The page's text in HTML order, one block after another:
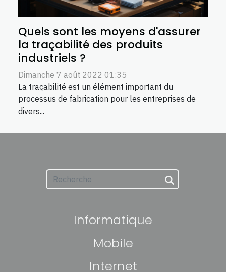
Quels sont les moyens d'assurer
la traçabilité des produits
industriels ?
Dimanche 7 août 2022 01:35
La traçabilité est un élément important du
processus de fabrication pour les entreprises de
divers...
Informatique
Mobile
Internet